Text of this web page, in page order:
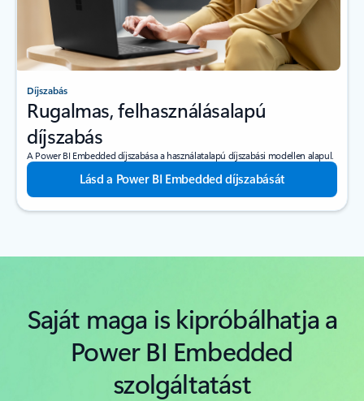
Díjszabás
Rugalmas, felhasználásalapú
díjszabás
A Power BI Embedded díjszabása a használatalapú díjszabási modellen alapul.
Lásd a Power BI Embedded díjszabását
Saját maga is kipróbálhatja a
Power BI Embedded
szolgáltatást